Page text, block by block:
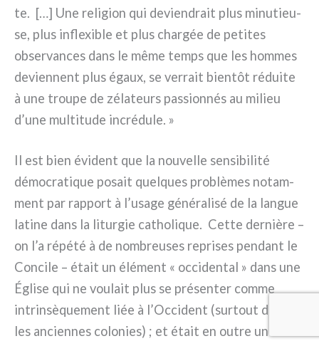
te. […] Une reli­gion qui devien­drait plus minu­tieu­
se, plus infle­xi­ble et plus char­gée de peti­tes
obser­van­ces dans le même temps que les hom­mes
devien­nent plus égaux, se ver­rait bien­tôt rédui­te
à une trou­pe de zéla­teurs pas­sion­nés au milieu
d’une mul­ti­tu­de incré­du­le. »
Il est bien évi­dent que la nou­vel­le sen­si­bi­li­té
démo­cra­ti­que posait quel­ques pro­blè­mes notam­
ment par rap­port à l’usage géné­ra­li­sé de la lan­gue
lati­ne dans la litur­gie catho­li­que. Cette der­niè­re –
on l’a répé­té à de nom­breu­ses repri­ses pen­dant le
Concile – était un élé­ment « occi­den­tal » dans une
Église qui ne vou­lait plus se pré­sen­ter com­me
intrin­sè­que­ment liée à l’Occident (sur­tout dans
les ancien­nes colo­nies) ; et était en outre une lan­